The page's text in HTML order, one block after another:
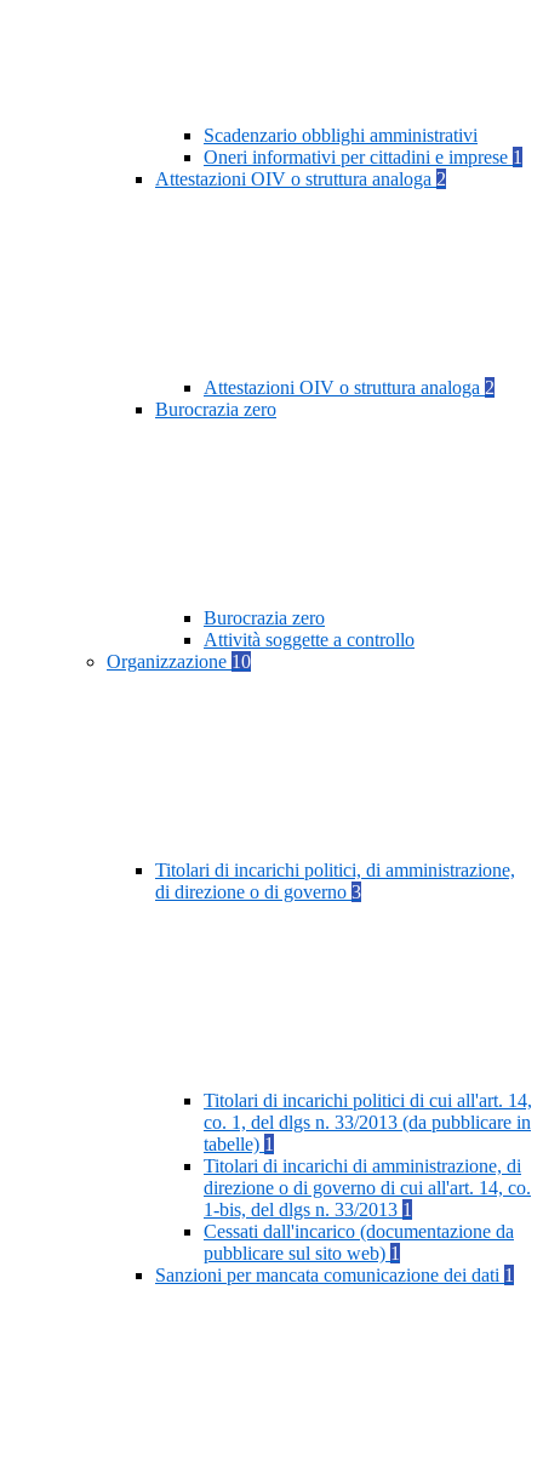
Scadenzario obblighi amministrativi
Oneri informativi per cittadini e imprese 1
Attestazioni OIV o struttura analoga 2
Attestazioni OIV o struttura analoga 2
Burocrazia zero
Burocrazia zero
Attività soggette a controllo
Organizzazione 10
Titolari di incarichi politici, di amministrazione,
di direzione o di governo 3
Titolari di incarichi politici di cui all'art. 14,
co. 1, del dlgs n. 33/2013 (da pubblicare in
tabelle) 1
Titolari di incarichi di amministrazione, di
direzione o di governo di cui all'art. 14, co.
1-bis, del dlgs n. 33/2013 1
Cessati dall'incarico (documentazione da
pubblicare sul sito web) 1
Sanzioni per mancata comunicazione dei dati 1